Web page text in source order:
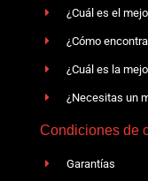
¿Cuál es el
¿Cómo
¿Cuál es la
¿Necesitas un
Condiciones de
Garantías